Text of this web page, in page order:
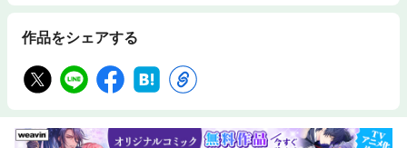
作品をシェアする